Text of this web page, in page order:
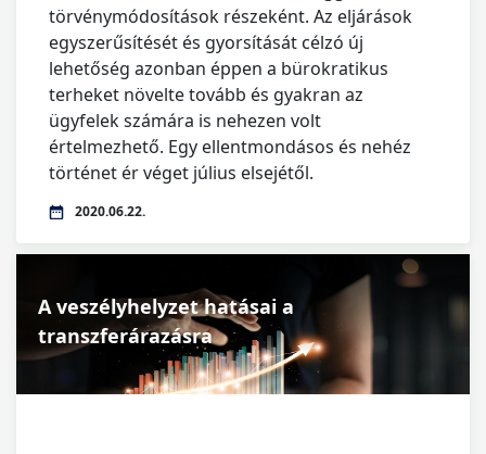
törvénymódosítások részeként. Az eljárások
egyszerűsítését és gyorsítását célzó új
lehetőség azonban éppen a bürokratikus
terheket növelte tovább és gyakran az
ügyfelek számára is nehezen volt
értelmezhető. Egy ellentmondásos és nehéz
történet ér véget július elsejétől.
2020.06.22.
A veszélyhelyzet hatásai a
transzferárazásra